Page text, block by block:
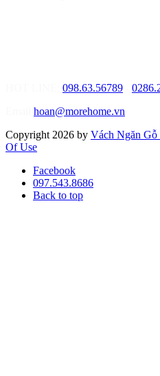
098.63.56789
hoan@morehome.vn
Copyright 2026 by Vách Ngăn Gỗ
Of Use
Facebook
097.543.8686
Back to top